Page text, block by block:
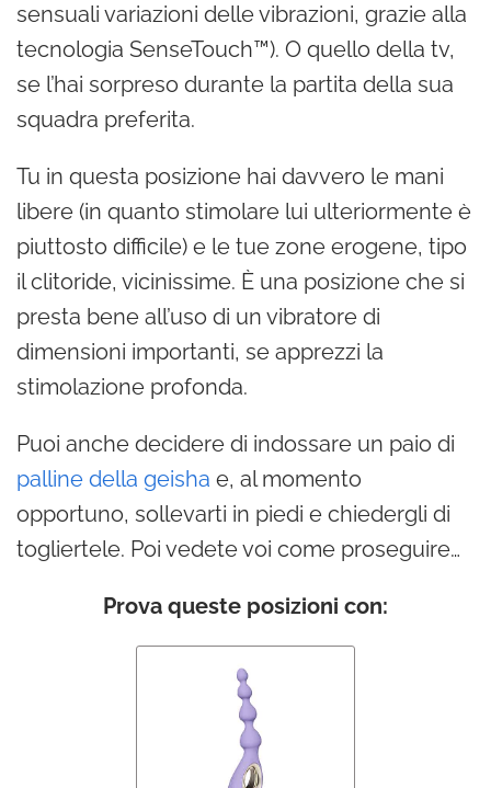
sensuali variazioni delle vibrazioni, grazie alla
tecnologia SenseTouch™). O quello della tv,
se l’hai sorpreso durante la partita della sua
squadra preferita.
Tu in questa posizione hai davvero le mani
libere (in quanto stimolare lui ulteriormente è
piuttosto difficile) e le tue zone erogene, tipo
il clitoride, vicinissime. È una posizione che si
presta bene all’uso di un vibratore di
dimensioni importanti, se apprezzi la
stimolazione profonda.
Puoi anche decidere di indossare un paio di
palline della geisha e, al momento
opportuno, sollevarti in piedi e chiedergli di
togliertele. Poi vedete voi come proseguire…
Prova queste posizioni con: